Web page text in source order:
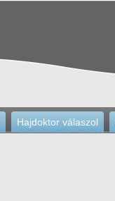
Hajdoktor válaszol